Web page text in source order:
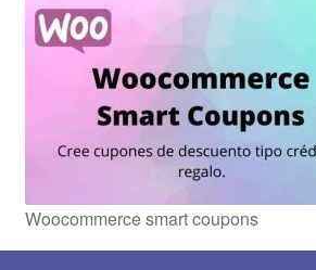
Woocommerce smart coupons